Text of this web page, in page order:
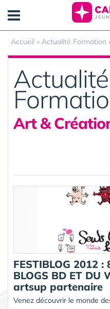
Accueil » Actualité Formation
Actualité
Art &
FESTIBLOG 2012 :
BLOGS BD ET DU
artsup partenaire
Venez découvrir le monde
Panneau de gestion des cookies